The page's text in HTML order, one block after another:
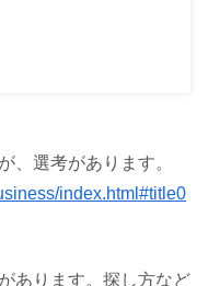
、選考があります。
index.html#title0
あります。探し方など